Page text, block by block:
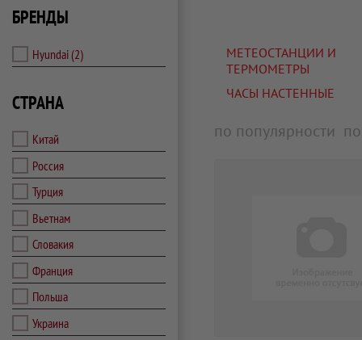
БРЕНДЫ
Hyundai(2)
СТРАНА
Китай
Россия
Турция
Вьетнам
Словакия
Франция
Польша
Украина
МЕТЕОСТАНЦИИ И
ТЕРМОМЕТРЫ
ЧАСЫ НАСТЕННЫЕ
по популярности